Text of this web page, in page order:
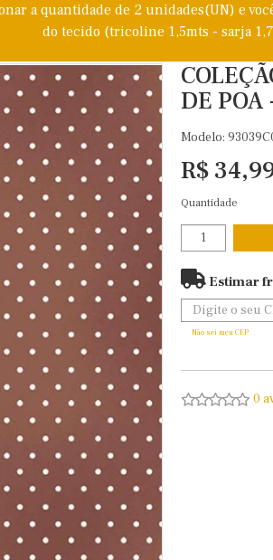
a quantidade de 2 unidades(UN) e
do tecido (tricoline 1,5mts - sarja
DE POA
Modelo:
R$
Quantidade
Estimar
Não sei meu CEP
0